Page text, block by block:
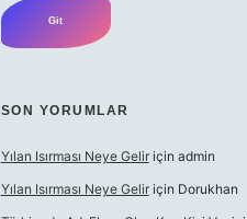
SON YORUMLAR
Yılan Isırması Neye Geliriçin admin
Yılan Isırması Neye Geliriçin Dorukhan